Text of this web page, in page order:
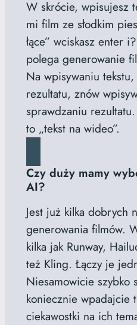
W skrócie, wpisujesz
mi film ze słodkim
łące” wciskasz enter
polega generowanie
Na wpisywaniu
rezultatu, znów
sprawdzaniu
to „tekst na wideo”.
Czy duży mamy
AI?
Jest już kilka dobrych
generowania filmów.
kilka jak Runway,
też Kling. Łączy je
Niesamowicie szybko
koniecznie wpadajcie
ciekawostki na ich